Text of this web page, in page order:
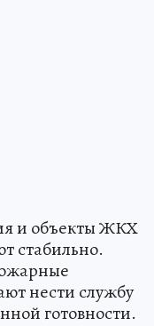
и объекты ЖКХ
стабильно.
нести службу
готовности.